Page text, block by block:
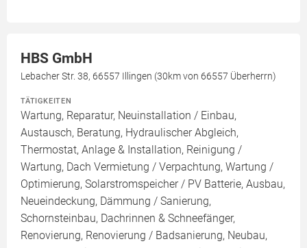
HBS GmbH
Lebacher Str. 38, 66557 Illingen (30km von 66557 Überherrn)
TÄTIGKEITEN
Wartung, Reparatur, Neuinstallation / Einbau,
Austausch, Beratung, Hydraulischer Abgleich,
Thermostat, Anlage & Installation, Reinigung /
Wartung, Dach Vermietung / Verpachtung, Wartung /
Optimierung, Solarstromspeicher / PV Batterie, Ausbau,
Neueindeckung, Dämmung / Sanierung,
Schornsteinbau, Dachrinnen & Schneefänger,
Renovierung, Renovierung / Badsanierung, Neubau,